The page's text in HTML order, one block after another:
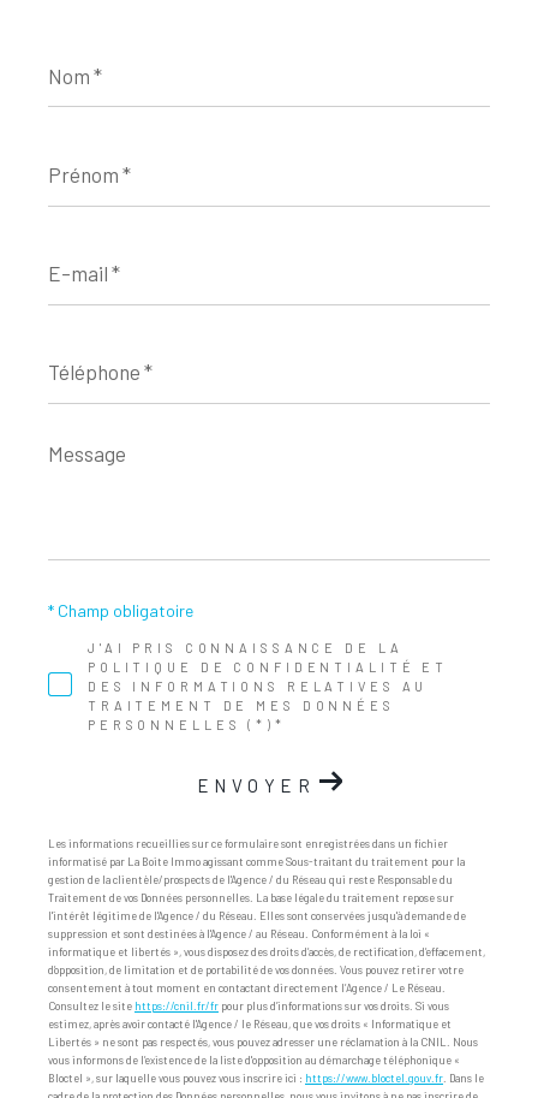
*
*
mail
*
*
Message
*
J'AI PRIS CONNAISSANCE DE LA
POLITIQUE DE CONFIDENTIALITÉ ET
DES INFORMATIONS RELATIVES AU
TRAITEMENT DE MES DONNÉES
PERSONNELLES (*)*
* Champ obligatoire
ENVOYER
Les informations recueillies sur ce formulaire sont enregistrées dans un fichier
informatisé par La Boite Immo agissant comme Sous-traitant du traitement pour la
gestion de la clientèle/prospects de l'Agence / du Réseau qui reste Responsable du
Traitement de vos Données personnelles. La base légale du traitement repose sur
l'intérêt légitime de l'Agence / du Réseau. Elles sont conservées jusqu'à demande de
suppression et sont destinées à l'Agence / au Réseau. Conformément à la loi «
informatique et libertés », vous disposez des droits d’accès, de rectification, d’effacement,
d’opposition, de limitation et de portabilité de vos données. Vous pouvez retirer votre
consentement à tout moment en contactant directement l’Agence / Le Réseau.
Consultez le site https://cnil.fr/fr pour plus d’informations sur vos droits. Si vous
estimez, après avoir contacté l'Agence / le Réseau, que vos droits « Informatique et
Libertés » ne sont pas respectés, vous pouvez adresser une réclamation à la CNIL. Nous
vous informons de l’existence de la liste d'opposition au démarchage téléphonique «
Bloctel », sur laquelle vous pouvez vous inscrire ici : https://www.bloctel.gouv.fr . Dans le